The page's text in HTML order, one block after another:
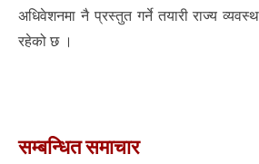
अधिवेशनमा नै प्रस्तुत गर्ने तयारी राज्य
रहेको छ ।
सम्बन्धित समाचार